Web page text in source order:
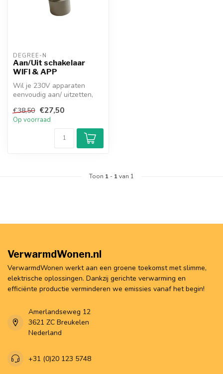
DEGREE-N
Aan/Uit schakelaar
WIFI & APP
Wil je 230V apparaten
eenvoudig aan/ uitzetten,
en op ...
€38,50 €27,50
Op voorraad
Toon 1 - 1van 1
VerwarmdWonen.nl
VerwarmdWonen werkt aan een groene toekomst met slimme,
elektrische oplossingen. Dankzij gerichte verwarming en
efficiënte productie verminderen we emissies vanaf het begin!
Amerlandseweg 12
3621 ZC Breukelen
Nederland
+31 (0)20 123 5748